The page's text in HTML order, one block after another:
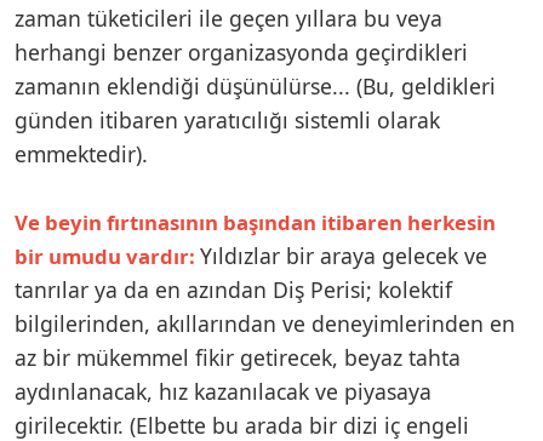
zaman tüketicileri ile geçen yıllara bu veya
herhangi benzer organizasyonda geçirdikleri
zamanın eklendiği düşünülürse... (Bu, geldikleri
günden itibaren yaratıcılığı sistemli olarak
emmektedir).
Ve beyin fırtınasının başından itibaren herkesin
bir umudu vardır: Yıldızlar bir araya gelecek ve
tanrılar ya da en azından Diş Perisi; kolektif
bilgilerinden, akıllarından ve deneyimlerinden en
az bir mükemmel fikir getirecek, beyaz tahta
aydınlanacak, hız kazanılacak ve piyasaya
girilecektir. (Elbette bu arada bir dizi iç engeli